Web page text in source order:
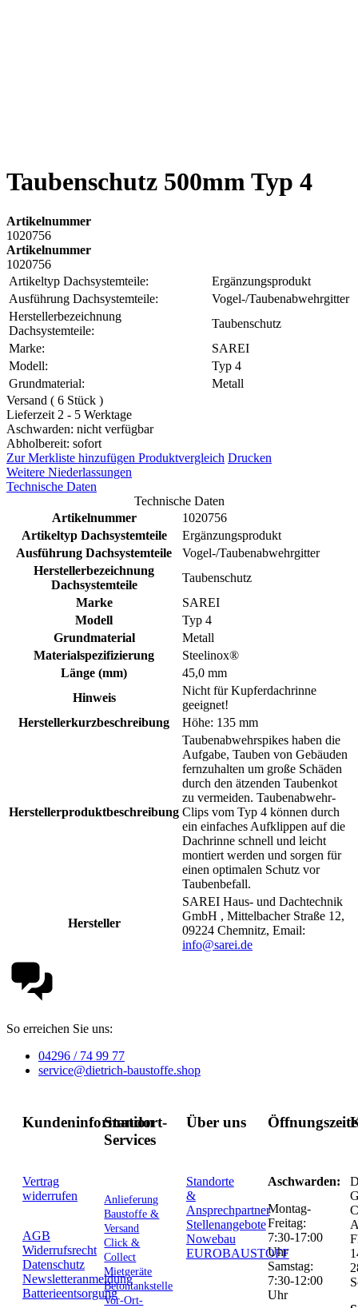
Taubenschutz 500mm Typ 4
Artikelnummer
1020756
Artikelnummer
1020756
Artikeltyp Dachsystemteile:
Ergänzungsprodukt
Ausführung Dachsystemteile:
Vogel-/Taubenabwehrgitter
Herstellerbezeichnung
Dachsystemteile:
Taubenschutz
Marke:
SAREI
Modell:
Typ 4
Grundmaterial:
Metall
Versand ( 6 Stück )
Lieferzeit 2 - 5 Werktage
Aschwarden: nicht verfügbar
Abholbereit: sofort
Zur Merkliste hinzufügen Produktvergleich Drucken
Weitere Niederlassungen
Technische Daten
Technische Daten
Artikelnummer
1020756
Artikeltyp Dachsystemteile
Ergänzungsprodukt
Ausführung Dachsystemteile
Vogel-/Taubenabwehrgitter
Herstellerbezeichnung
Dachsystemteile
Taubenschutz
Marke
SAREI
Modell
Typ 4
Grundmaterial
Metall
Materialspezifizierung
Steelinox®
Länge (mm)
45,0 mm
Hinweis
Nicht für Kupferdachrinne
geeignet!
Herstellerkurzbeschreibung
Höhe: 135 mm
Herstellerproduktbeschreibung
Taubenabwehrspikes haben die
Aufgabe, Tauben von Gebäuden
fernzuhalten um große Schäden
durch den ätzenden Taubenkot
zu vermeiden. Taubenabwehr-
Clips vom Typ 4 können durch
ein einfaches Aufklippen auf die
Dachrinne schnell und leicht
montiert werden und sorgen für
einen optimalen Schutz vor
Taubenbefall.
Hersteller
SAREI Haus- und Dachtechnik
GmbH , Mittelbacher Straße 12,
09224 Chemnitz, Email:
info@sarei.de
So erreichen Sie uns:
04296 / 74 99 77
service@dietrich-baustoffe.shop
Kundeninformation
Vertrag
widerrufen
AGB
Widerrufsrecht
Datenschutz
Newsletteranmeldung
Batterieentsorgung
Standort-
Services
Anlieferung
Baustoffe &
Versand
Click &
Collect
Mietgeräte
Betontankstelle
Vor-Ort-
Über uns
Standorte
&
Ansprechpartner
Stellenangebote
Nowebau
EUROBAUSTOFF
Aschwarden:
Montag-
Freitag:
7:30-17:00
Uhr
Samstag:
7:30-12:00
Uhr